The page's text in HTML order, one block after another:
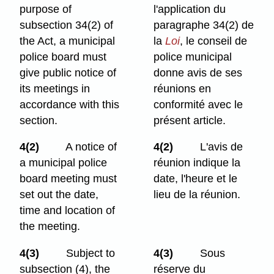
purpose of
subsection 34(2) of
the Act, a municipal
police board must
give public notice of
its meetings in
accordance with this
section.
l'application du
paragraphe 34(2) de
laLoi, le conseil de
police municipal
donne avis de ses
réunions en
conformité avec le
présent article.
4(2)
A notice of
a municipal police
board meeting must
set out the date,
time and location of
the meeting.
4(2)
L'avis de
réunion indique la
date, l'heure et le
lieu de la réunion.
4(3)
Subject to
subsection (4), the
4(3)
Sous
réserve du